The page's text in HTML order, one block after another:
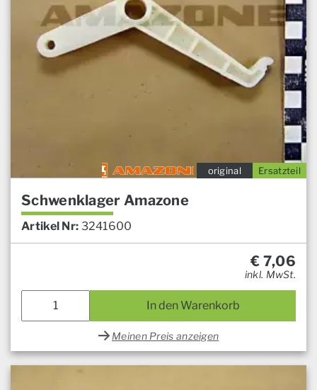
Ersatzteil
original
Schwenklager Amazone
Artikel Nr: 3241600
€ 7,06
inkl. MwSt.
In den Warenkorb
Meinen Preis anzeigen